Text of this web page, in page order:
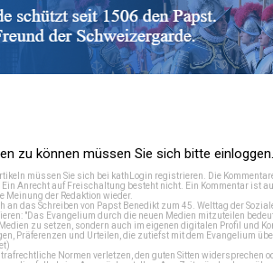
zu können müssen Sie sich bitte einloggen.
müssen Sie sich bei kathLogin registrieren . Die
Anrecht auf Freischaltung besteht nicht. Ein Kommentar ist
Meinung der Redaktion wieder.
an das Schreiben von Papst Benedikt zum 45. Welttag der
"Das Evangelium durch die neuen Medien mitzuteilen
zu setzen, sondern auch im eigenen digitalen Profil und
Präferenzen und Urteilen, die zutiefst mit dem Evangelium
)
Normen verletzen, den guten Sitten widersprechen